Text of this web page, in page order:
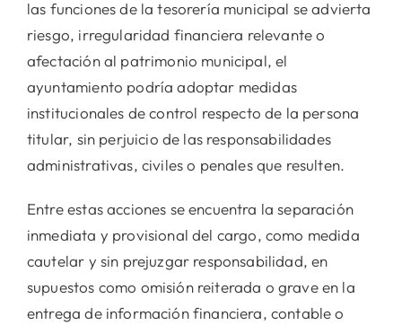
las funciones de la tesorería municipal se advierta
riesgo, irregularidad financiera relevante o
afectación al patrimonio municipal, el
ayuntamiento podría adoptar medidas
institucionales de control respecto de la persona
titular, sin perjuicio de las responsabilidades
administrativas, civiles o penales que resulten.
Entre estas acciones se encuentra la separación
inmediata y provisional del cargo, como medida
cautelar y sin prejuzgar responsabilidad, en
supuestos como omisión reiterada o grave en la
entrega de información financiera, contable o